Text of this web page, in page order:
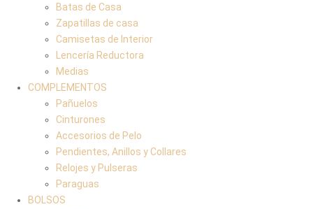
Batas de Casa
Zapatillas de casa
Camisetas de Interior
Lencería Reductora
Medias
COMPLEMENTOS
Pañuelos
Cinturones
Accesorios de Pelo
Pendientes, Anillos y Collares
Relojes y Pulseras
Paraguas
BOLSOS